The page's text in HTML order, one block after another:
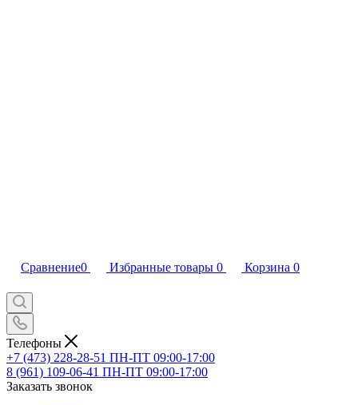
Сравнение0 Избранные товары 0 Корзина 0
Телефоны
+7 (473) 228-28-51 ПН-ПТ 09:00-17:00
8 (961) 109-06-41 ПН-ПТ 09:00-17:00
Заказать звонок